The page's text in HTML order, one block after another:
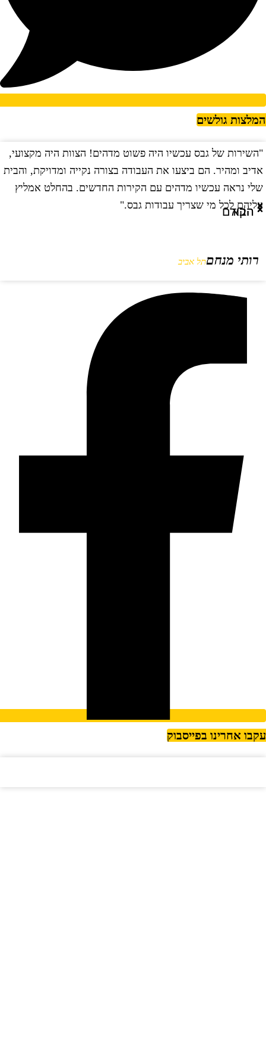
גולשים
"השירות של גבס עכשיו היה פשוט מדהים! הצוות היה מקצועי,
אדיב ומהיר. הם ביצעו את העבודה בצורה נקייה ומדויקת, והבית
שלי נראה עכשיו מדהים עם הקירות החדשים. בהחלט אמליץ
עליהם לכל מי שצריך עבודות גבס."
רותי מנחםתל אביב
הקודם
הבא
אחרינו בפייסבוק